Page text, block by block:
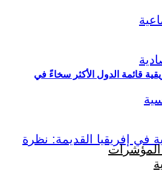
6 دول إفريقية قائمة الدول الأكثر سخاءً في
المؤشرات